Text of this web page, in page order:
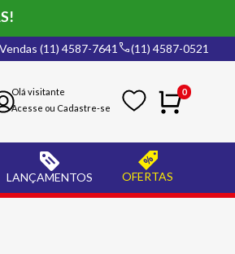
Vendas (11) 4587-7641 (11) 4587-0521
0
LANÇAMENTOS OFERTAS